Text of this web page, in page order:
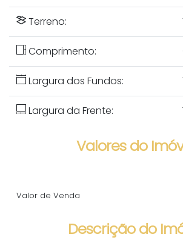
Terreno:
Comprimento:
Largura dos Fundos:
Largura da Frente:
Valores do
Valor de Venda
Descrição do